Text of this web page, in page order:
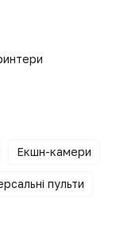
Екшн-камери
пульти